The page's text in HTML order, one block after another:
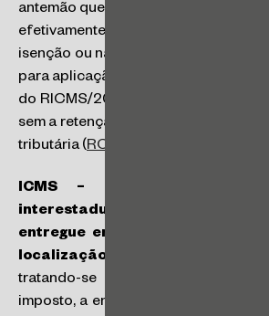
antemão que o estabelecimento
efetivamente operação
isenção ou não incidência do ICMS.
para aplicação da isenção prevista no
do RICMS/2000 que a mercadoria
sem a retenção antecipada do
tributária (RC 30530/2024
ICMS – Obrigações
interestadual a não
entregue em Unidade da
localização do adquirente – Nota
tratando-se de destinatário não
imposto, a entrega da mercadoria